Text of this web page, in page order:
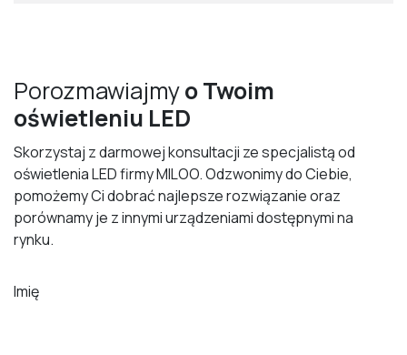
Porozmawiajmyo Twoim
oświetleniu LED
Skorzystaj z darmowej konsultacji ze specjalistą od
oświetlenia LED firmy MILOO. Odzwonimy do Ciebie,
pomożemy Ci dobrać najlepsze rozwiązanie oraz
porównamy je z innymi urządzeniami dostępnymi na
rynku.
Imię